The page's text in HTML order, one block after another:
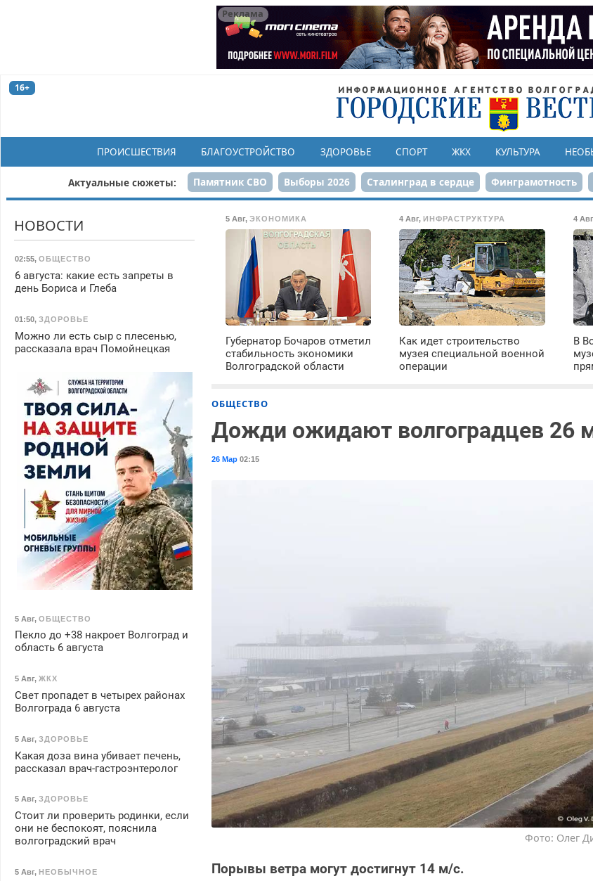
Реклама
16+
ПРОИСШЕСТВИЯ БЛАГОУСТРОЙСТВО ЗДОРОВЬЕ СПОРТ ЖКХ КУЛЬТУРА
Актуальные сюжеты: Памятник СВО Выборы 2026 Сталинград в сердце Финграмотность
80-летие Победы Парк Героев-
5 Авг,ЭКОНОМИКА
Губернатор Бочаров отметил
стабильность экономики
Волгоградской области
4 Авг, ИНФРАСТРУКТУРА
Как идет строительство
музея специальной военной
операции
4 Авг
В
ОБЩЕСТВО
Дожди ожидают волгоградцев 26
26 Мар 02:15
Фото: Олег
Порывы ветра могут достигнут 14 м/с.
НОВОСТИ
02:55, ОБЩЕСТВО
6 августа: какие есть запреты в
день Бориса и Глеба
01:50, ЗДОРОВЬЕ
Можно ли есть сыр с плесенью,
рассказала врач Помойнецкая
5 Авг, ОБЩЕСТВО
Пекло до +38 накроет Волгоград и
область 6 августа
5 Авг, ЖКХ
Свет пропадет в четырех районах
Волгограда 6 августа
5 Авг, ЗДОРОВЬЕ
Какая доза вина убивает печень,
рассказал врач-гастроэнтеролог
5 Авг, ЗДОРОВЬЕ
Стоит ли проверить родинки, если
они не беспокоят, пояснила
волгоградский врач
5 Авг, НЕОБЫЧНОЕ